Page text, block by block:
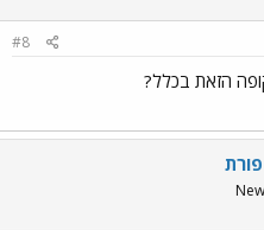
#8
הזאת בכלל?